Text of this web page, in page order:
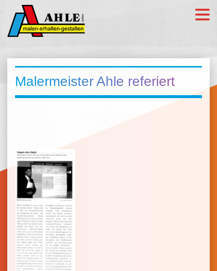
Malermeister Ahle referiert